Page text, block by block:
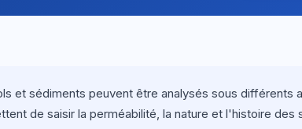
et sédiments peuvent être analysés sous différents
de saisir la perméabilité, la nature et l'histoire